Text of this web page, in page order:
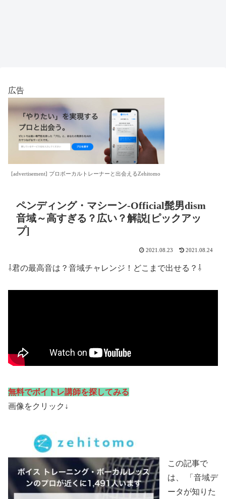
広告
[advertisement] プロボーカルトレーナーと出会えるZehitomo
ペンディング・マシーン-Official髭男dism
音域～高すぎる？広い？解説[ピックアッ
プ]
2021.08.23 2021.08.24
⇩君の最高音は？音域チャレンジ！どこまで出せる？⇩
無料でボイトレ講師を探してみる
画像をクリック↓
この記事で
は、 「音域デ
ータが知りた